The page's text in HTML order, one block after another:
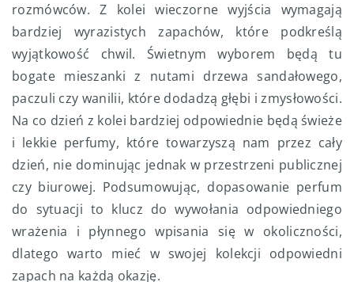
rozmówców. Z kolei wieczorne wyjścia wymagają
bardziej wyrazistych zapachów, które podkreślą
wyjątkowość chwil. Świetnym wyborem będą tu
bogate mieszanki z nutami drzewa sandałowego,
paczuli czy wanilii, które dodadzą głębi i zmysłowości.
Na co dzień z kolei bardziej odpowiednie będą świeże
i lekkie perfumy, które towarzyszą nam przez cały
dzień, nie dominując jednak w przestrzeni publicznej
czy biurowej. Podsumowując, dopasowanie perfum
do sytuacji to klucz do wywołania odpowiedniego
wrażenia i płynnego wpisania się w okoliczności,
dlatego warto mieć w swojej kolekcji odpowiedni
zapach na każdą okazję.